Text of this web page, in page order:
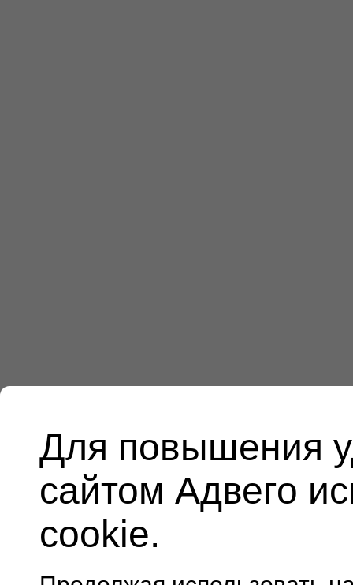
Для повышения
сайтом Адвего
cookie.